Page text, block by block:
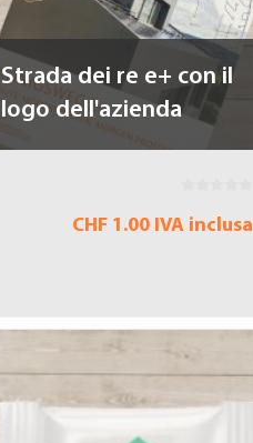
Strada dei re e+ con il
logo dell'azienda
CHF 1.00 IVA inclusa